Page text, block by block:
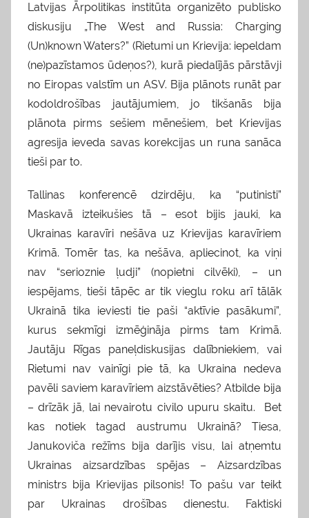
Latvijas Ārpolitikas institūta organizēto publisko
diskusiju „The West and Russia: Charging
(Un)known Waters?” (Rietumi un Krievija: iepeldam
(ne)pazīstamos ūdeņos?), kurā piedalījās pārstāvji
no Eiropas valstīm un ASV. Bija plānots runāt par
kodoldrošības jautājumiem, jo tikšanās bija
plānota pirms sešiem mēnešiem, bet Krievijas
agresija ieveda savas korekcijas un runa sanāca
tieši par to.
Tallinas konferencē dzirdēju, ka “putinisti”
Maskavā izteikušies tā – esot bijis jauki, ka
Ukrainas karavīri nešāva uz Krievijas karavīriem
Krimā. Tomēr tas, ka nešāva, apliecinot, ka viņi
nav “serioznie ļudji” (nopietni cilvēki), – un
iespējams, tieši tāpēc ar tik vieglu roku arī tālāk
Ukrainā tika ieviesti tie paši “aktīvie pasākumi”,
kurus sekmīgi izmēģināja pirms tam Krimā.
Jautāju Rīgas paneļdiskusijas dalībniekiem, vai
Rietumi nav vainīgi pie tā, ka Ukraina nedeva
pavēli saviem karavīriem aizstāvēties? Atbilde bija
– drīzāk jā, lai nevairotu civilo upuru skaitu. Bet
kas notiek tagad austrumu Ukrainā? Tiesa,
Janukoviča režīms bija darījis visu, lai atņemtu
Ukrainas aizsardzības spējas – Aizsardzības
ministrs bija Krievijas pilsonis! To pašu var teikt
par Ukrainas drošības dienestu. Faktiski